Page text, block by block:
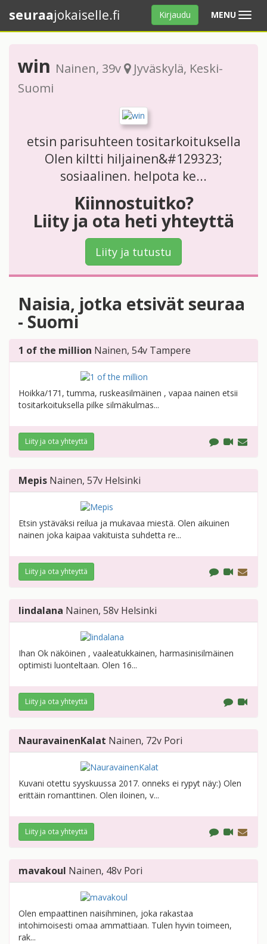
MENU Avaa
valikko
seuraajokaiselle.fi Kirjaudu
win Nainen, 39v Jyväskylä, Keski-
Suomi
etsin parisuhteen tositarkoituksella
Olen kiltti hiljainen&#129323;
sosiaalinen. helpota ke...
Kiinnostuitko?
Liity ja ota heti yhteyttä
Liity ja tutustu
Naisia, jotka etsivät seuraa
- Suomi
1 of the million Nainen, 54v Tampere
Hoikka/171, tumma, ruskeasilmäinen , vapaa nainen etsii
tositarkoituksella pilke silmäkulmas...
Liity ja ota yhteyttä
Mepis Nainen, 57v Helsinki
Etsin ystäväksi reilua ja mukavaa miestä. Olen aikuinen
nainen joka kaipaa vakituista suhdetta re...
Liity ja ota yhteyttä
lindalana Nainen, 58v Helsinki
Ihan Ok näköinen , vaaleatukkainen, harmasinisilmäinen
optimisti luonteltaan. Olen 16...
Liity ja ota yhteyttä
NauravainenKalat Nainen, 72v Pori
Kuvani otettu syyskuussa 2017. onneks ei rypyt näy:) Olen
erittäin romanttinen. Olen iloinen, v...
Liity ja ota yhteyttä
mavakoul Nainen, 48v Pori
Olen empaattinen naisihminen, joka rakastaa
intohimoisesti omaa ammattiaan. Tulen hyvin toimeen,
rak...